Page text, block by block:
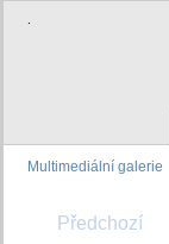
.
Multimediální galerie
Předchozí